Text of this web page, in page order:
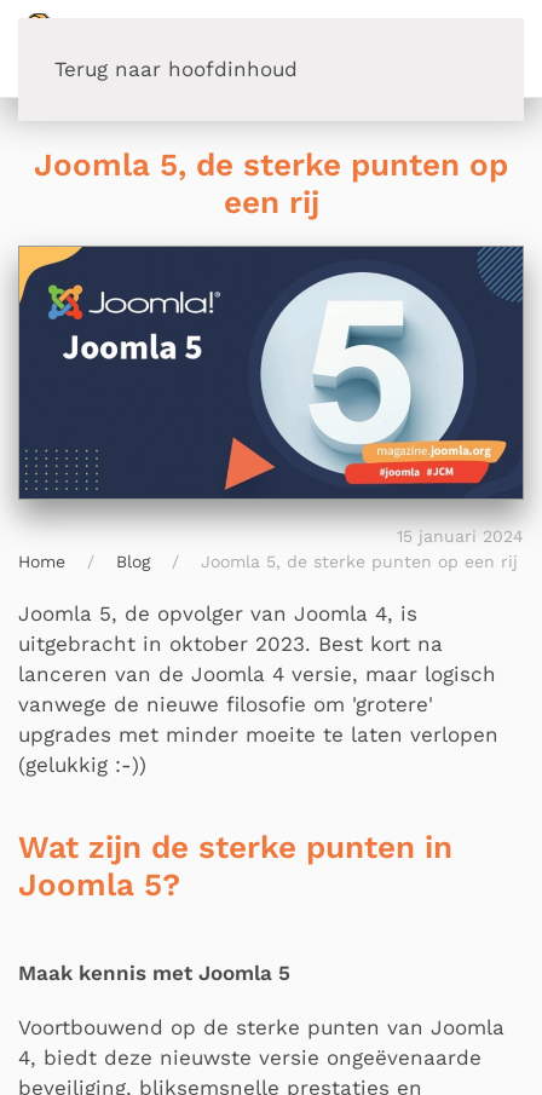
Terug naar hoofdinhoud
Joomla 5, de sterke punten op
een rij
15 januari 2024
Home
Blog Joomla 5, de sterke punten op een rij
Joomla 5, de opvolger van Joomla 4, is
uitgebracht in oktober 2023. Best kort na
lanceren van de Joomla 4 versie, maar logisch
vanwege de nieuwe filosofie om 'grotere'
upgrades met minder moeite te laten verlopen
(gelukkig :-))
Wat zijn de sterke punten in
Joomla 5?
Maak kennis met Joomla 5
Voortbouwend op de sterke punten van Joomla
4, biedt deze nieuwste versie ongeëvenaarde
beveiliging, bliksemsnelle prestaties en